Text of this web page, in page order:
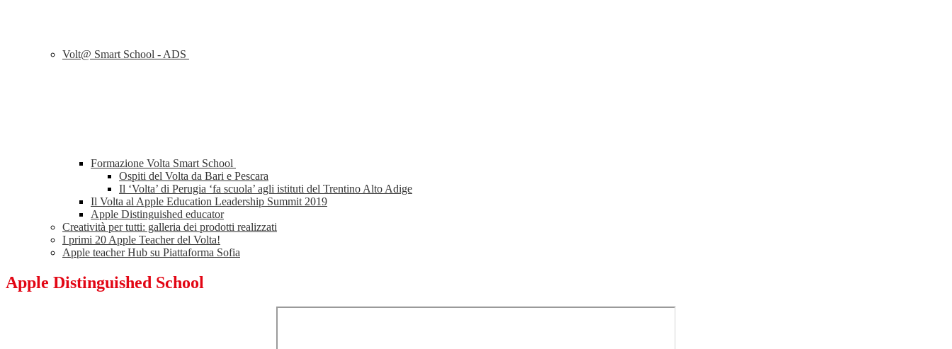
Volt@ Smart School - ADS
Formazione Volta Smart School
Ospiti del Volta da Bari e Pescara
Il ‘Volta’ di Perugia ‘fa scuola’ agli istituti del Trentino Alto Adige
Il Volta al Apple Education Leadership Summit 2019
Apple Distinguished educator
Creatività per tutti: galleria dei prodotti realizzati
I primi 20 Apple Teacher del Volta!
Apple teacher Hub su Piattaforma Sofia
Apple Distinguished School